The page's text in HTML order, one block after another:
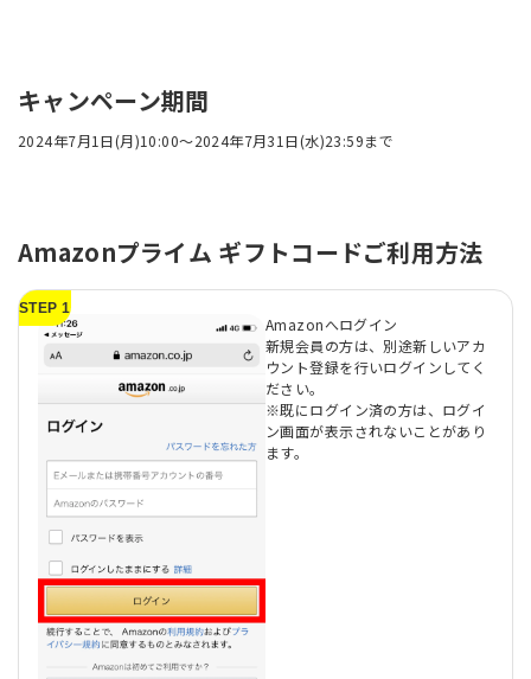
キャンペーン期間
2024年7月1日(月)10:00～2024年7月31日(水)23:59まで
Amazonプライム ギフトコードご利用方法
STEP 1
Amazonへログイン
新規会員の方は、別途新しいアカ
ウント登録を行いログインしてく
ださい。
※既にログイン済の方は、ログイ
ン画面が表示されないことがあり
ます。